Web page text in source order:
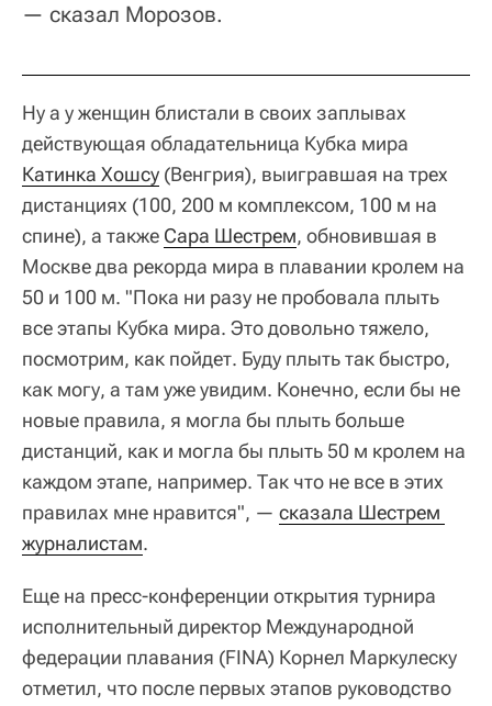
— сказал Морозов.
Ну а у женщин блистали в своих заплывах
действующая обладательница Кубка мира
Катинка Хошсу (Венгрия), выигравшая на трех
дистанциях (100, 200 м комплексом, 100 м на
спине), а также Сара Шестрем, обновившая в
Москве два рекорда мира в плавании кролем на
50 и 100 м. "Пока ни разу не пробовала плыть
все этапы Кубка мира. Это довольно тяжело,
посмотрим, как пойдет. Буду плыть так быстро,
как могу, а там уже увидим. Конечно, если бы не
новые правила, я могла бы плыть больше
дистанций, как и могла бы плыть 50 м кролем на
каждом этапе, например. Так что не все в этих
правилах мне нравится", — сказала Шестрем
журналистам.
Еще на пресс-конференции открытия турнира
исполнительный директор Международной
федерации плавания (FINA) Корнел Маркулеску
отметил, что после первых этапов руководство